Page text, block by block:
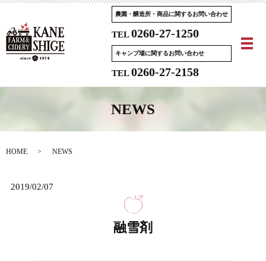
農園・醸造所・商品に関するお問い合わせ
TEL0260-27-1250
キャンプ場に関するお問い合わせ
TEL0260-27-2158
メ
NEWS
HOME NEWS
2019/02/07
融雪剤